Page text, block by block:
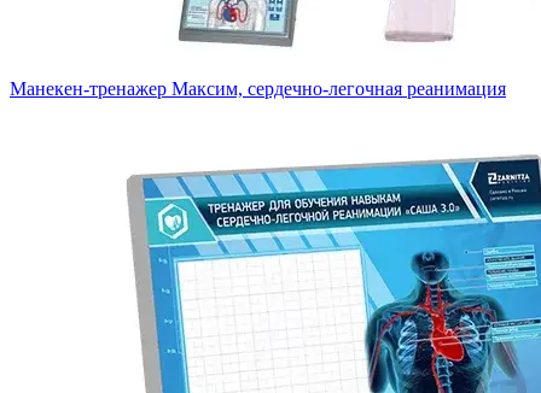
Манекен-тренажер Максим, сердечно-легочная реанимация